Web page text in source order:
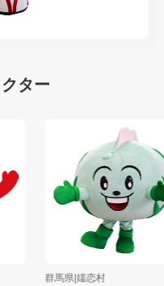
ター
群馬県|嬬恋村